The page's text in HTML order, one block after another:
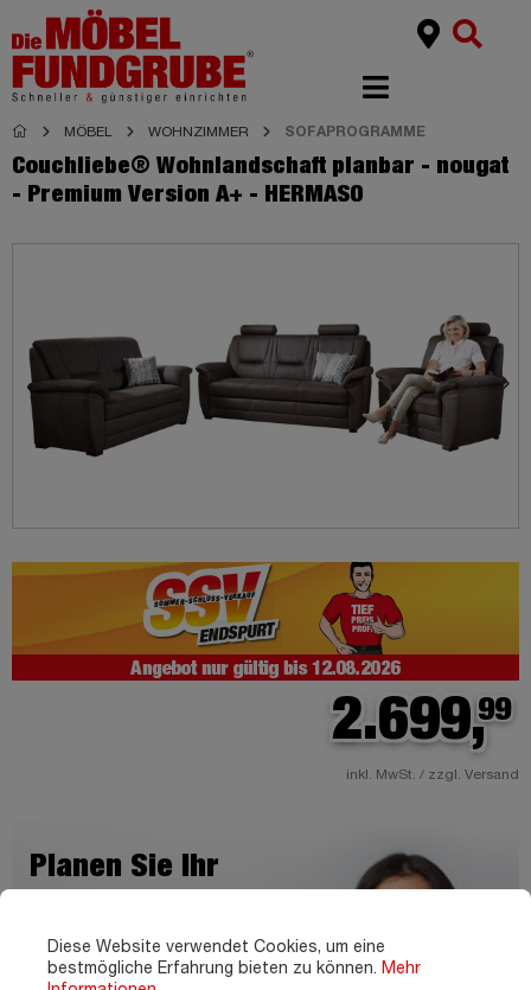
MÖBEL WOHNZIMMER SOFAPROGRAMME
Couchliebe® Wohnlandschaft planbar - nougat
- Premium Version A+ - HERMASO
2.699,99
inkl. MwSt. / zzgl. Versand
Planen Sie Ihr
Entdecken Sie unendliche
Diese Website verwendet Cookies, um eine
bestmögliche Erfahrung bieten zu können. Mehr